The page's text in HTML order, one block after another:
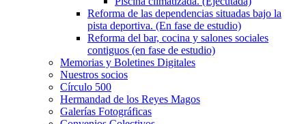
Reforma de las dependencias situadas bajo la
pista deportiva. (En fase de estudio)
Reforma del bar, cocina y salones sociales
contiguos (en fase de estudio)
Memorias y Boletines Digitales
Nuestros socios
Círculo 500
Hermandad de los Reyes Magos
Galerías Fotográficas